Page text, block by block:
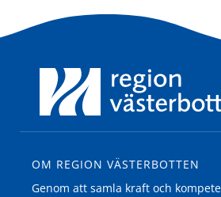
OM REGION VÄSTERBOTTEN
Genom att samla kraft och